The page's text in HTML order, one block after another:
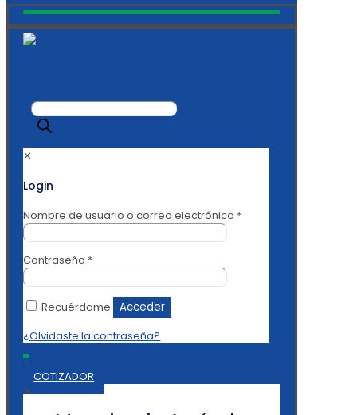
Búsqueda
de
productos
✕
Login
Nombre de usuario o correo electrónico *
Contraseña *
Recuérdame
Acceder
¿Olvidaste la contraseña?
0
COTIZADOR
✕